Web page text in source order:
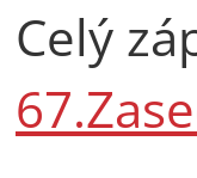
Celý